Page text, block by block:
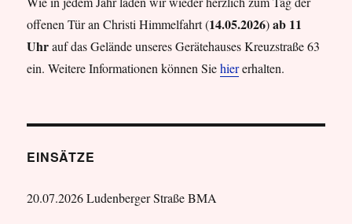
offenen Tür an Christi Himmelfahrt (14.05.2026)ab 11
Uhrauf das Gelände unseres Gerätehauses Kreuzstraße 63
ein. Weitere Informationen können Siehiererhalten.
EINSÄTZE
20.07.2026 Ludenberger Straße BMA